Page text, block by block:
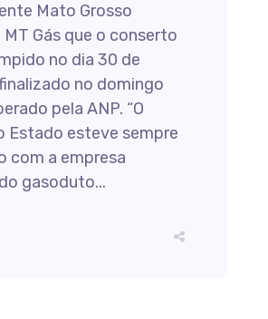
Mato Grosso
Gás que o conserto
no dia 30 de
no domingo
pela ANP. “O
Estado esteve sempre
com a empresa
gasoduto...